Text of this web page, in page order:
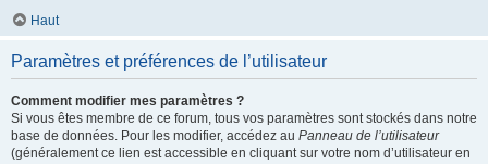
Haut
Paramètres et préférences de l’utilisateur
Comment modifier mes paramètres ?
Si vous êtes membre de ce forum, tous vos paramètres sont stockés dans notre
base de données. Pour les modifier, accédez au Panneau de l’utilisateur
(généralement ce lien est accessible en cliquant sur votre nom d’utilisateur en